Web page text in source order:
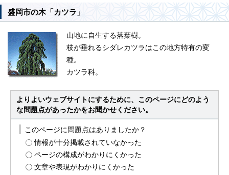
盛岡市の木「カツラ」
山地に自生する落葉樹。
枝が垂れるシダレカツラはこの地方特有の変
種。
カツラ科。
よりよいウェブサイトにするために、このページにどのよう
な問題点があったかをお聞かせください。
このページに問題点はありましたか？
情報が十分掲載されていなかった
ページの構成がわかりにくかった
文章や表現がわかりにくかった